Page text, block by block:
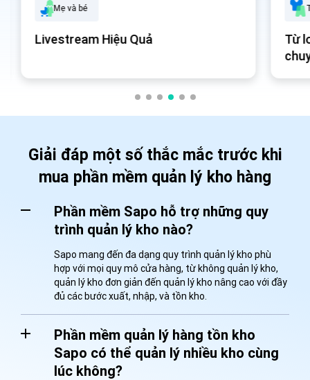
Mẹ và bé
Livestream Hiệu Quả
Từ
Giải đáp một số thắc mắc trước khi
mua phần mềm quản lý kho hàng
Phần mềm Sapo hỗ trợ những quy
trình quản lý kho nào?
Sapo mang đến đa dạng quy trình quản lý kho phù
hợp với mọi quy mô cửa hàng, từ không quản lý kho,
quản lý kho đơn giản đến quản lý kho nâng cao với đầy
đủ các bước xuất, nhập, và tồn kho.
Phần mềm quản lý hàng tồn kho
Sapo có thể quản lý nhiều kho cùng
lúc không?